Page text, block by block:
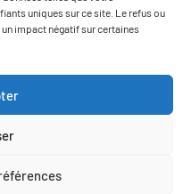
uniques sur ce site. Le refus ou
impact négatif sur certaines